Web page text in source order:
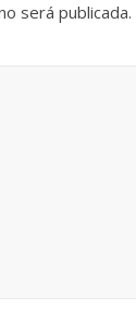
será publicada.